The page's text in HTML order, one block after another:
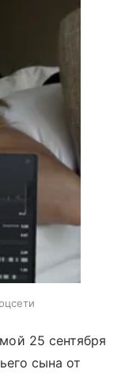
25 сентября
сына от